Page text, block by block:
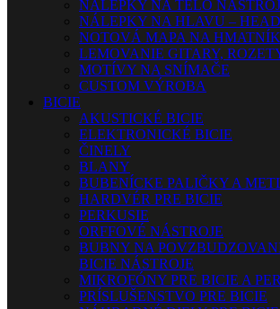
NÁLEPKY NA TELO
NÁLEPKY NA HLAVU –
NOTOVÁ MAPA NA HMATNÍK
LEMOVANIE GITARY,
MOTÍVY NA SNÍMAČE
CUSTOM VÝROBA
BICIE
AKUSTICKÉ BICIE
ELEKTRONICKÉ BICIE
ČINELY
BLANY
BUBENÍCKE PALIČKY A
HARDVÉR PRE BICIE
PERKUSIE
ORFFOVÉ NÁSTROJE
BUBNY NA
BICIE NÁSTROJE
MIKROFÓNY PRE BICIE A
PRÍSLUŠENSTVO PRE BICIE